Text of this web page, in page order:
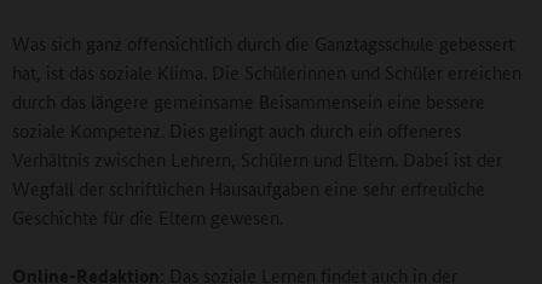
Was sich ganz offensichtlich durch die Ganztagsschule gebessert
hat, ist das soziale Klima. Die Schülerinnen und Schüler erreichen
durch das längere gemeinsame Beisammensein eine bessere
soziale Kompetenz. Dies gelingt auch durch ein offeneres
Verhältnis zwischen Lehrern, Schülern und Eltern. Dabei ist der
Wegfall der schriftlichen Hausaufgaben eine sehr erfreuliche
Geschichte für die Eltern gewesen.
Online-Redaktion: Das soziale Lernen findet auch in der